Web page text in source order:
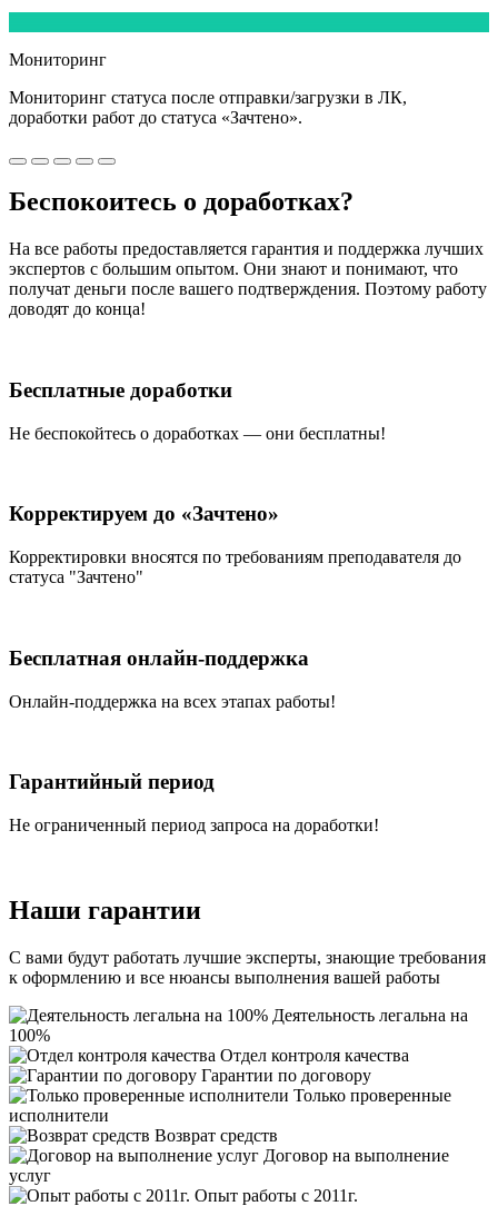
Мониторинг
Мониторинг статуса после отправки/загрузки в ЛК,
доработки работ до статуса «Зачтено».
Беспокоитесь о доработках?
На все работы предоставляется гарантия и поддержка лучших
экспертов с большим опытом. Они знают и понимают, что
получат деньги после вашего подтверждения. Поэтому работу
доводят до конца!
Бесплатные доработки
Не беспокойтесь о доработках — они бесплатны!
Корректируем до «Зачтено»
Корректировки вносятся по требованиям преподавателя до
статуса "Зачтено"
Бесплатная онлайн-поддержка
Онлайн-поддержка на всех этапах работы!
Гарантийный период
Не ограниченный период запроса на доработки!
Наши гарантии
С вами будут работать лучшие эксперты, знающие требования
к оформлению и все нюансы выполнения вашей работы
Деятельность легальна на
100%
Отдел контроля качества
Гарантии по договору
Только проверенные
исполнители
Возврат средств
Договор на выполнение
услуг
Опыт работы с 2011г.